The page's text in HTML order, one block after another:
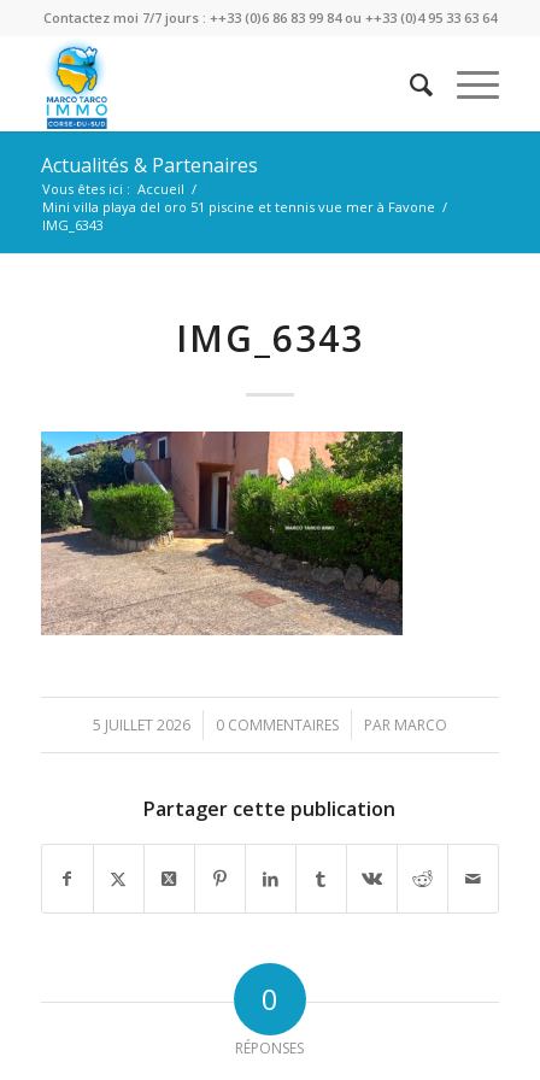
Contactez moi 7/7 jours : ++33 (0)6 86 83 99 84 ou ++33 (0)4 95 33 63 64
Actualités & Partenaires
Vous êtes ici : Accueil /
Mini villa playa del oro 51 piscine et tennis vue mer à Favone /
IMG_6343
IMG_6343
5 JUILLET 2026
/ 0 COMMENTAIRES
/ PAR MARCO
Partager cette publication
0
RÉPONSES